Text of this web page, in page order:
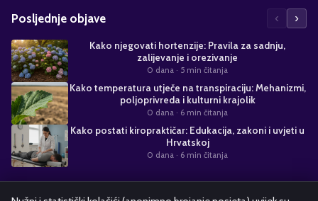
Posljednje objave ‹ ›
Kako njegovati hortenzije: Pravila za sadnju,
zalijevanje i orezivanje
0 dana · 5 min čitanja
Kako temperatura utječe na transpiraciju: Mehanizmi,
poljoprivreda i kulturni krajolik
0 dana · 6 min čitanja
Kako postati kiropraktičar: Edukacija, zakoni i uvjeti u
Hrvatskoj
0 dana · 6 min čitanja